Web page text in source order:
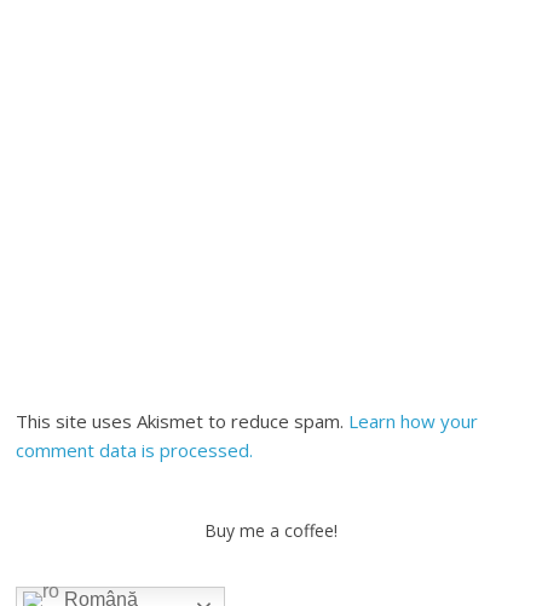
This site uses Akismet to reduce spam. Learn how your
comment data is processed.
Buy me a coffee!
Română